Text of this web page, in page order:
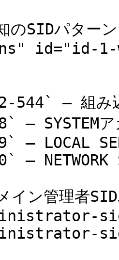
のSIDパタ
id="id-1-
– 組み込
SYSTEMア
– LOCAL
NETWORK
イン管理者